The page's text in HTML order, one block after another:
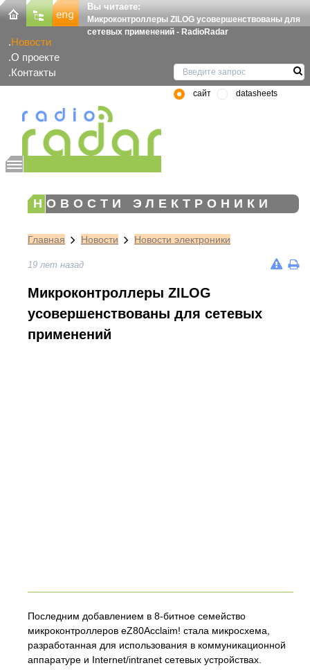
Вы читаете:
Микроконтроллеры ZILOG усовершенствованы для
сетевых применений - RadioRadar
Новости
О проекте
Контакты
сайт datasheets
НОВОСТИ ЭЛЕКТРОНИКИ
Главная Новости Новости электроники
19 лет назад
Микроконтроллеры ZILOG
усовершенствованы для сетевых
применений
Последним добавлением в 8-битное семейство
микроконтроллеров eZ80Acclaim! стала микросхема,
разработанная для использования в коммуникационной
аппаратуре и Internet/intranet сетевых устройствах.